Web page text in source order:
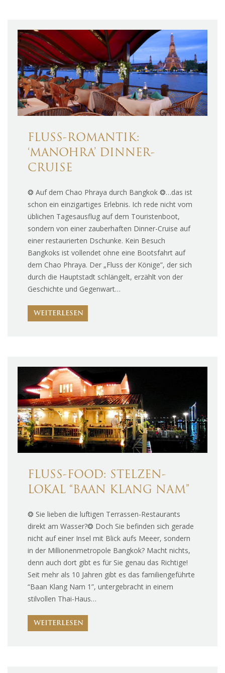
FLUSS-ROMANTIK:
‘MANOHRA’ DINNER-
CRUISE
❂ Auf dem Chao Phraya durch Bangkok ❂…das ist
schon ein einzigartiges Erlebnis. Ich rede nicht vom
üblichen Tagesausflug auf dem Touristenboot,
sondern von einer zauberhaften Dinner-Cruise auf
einer restaurierten Dschunke. Kein Besuch
Bangkoks ist vollendet ohne eine Bootsfahrt auf
dem Chao Phraya. Der „Fluss der Könige”, der sich
durch die Hauptstadt schlängelt, erzählt von der
Geschichte und Gegenwart…
WEITERLESEN
FLUSS-FOOD: STELZEN-
LOKAL “BAAN KLANG NAM”
❂ Sie lieben die luftigen Terrassen-Restaurants
direkt am Wasser?❂ Doch Sie befinden sich gerade
nicht auf einer Insel mit Blick aufs Meeer, sondern
in der Millionenmetropole Bangkok? Macht nichts,
denn auch dort gibt es für Sie genau das Richtige!
Seit mehr als 10 Jahren gibt es das familiengeführte
“Baan Klang Nam 1”, untergebracht in einem
stilvollen Thai-Haus…
WEITERLESEN